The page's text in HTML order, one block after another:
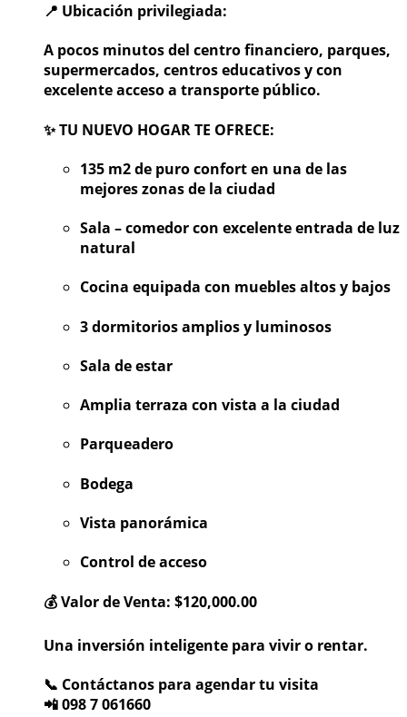
📍 Ubicación privilegiada:
A pocos minutos del centro financiero, parques,
supermercados, centros educativos y con
excelente acceso a transporte público.
✨ TU NUEVO HOGAR TE OFRECE:
135 m2 de puro confort en una de las
mejores zonas de la ciudad
Sala – comedor con excelente entrada de luz
natural
Cocina equipada con muebles altos y bajos
3 dormitorios amplios y luminosos
Sala de estar
Amplia terraza con vista a la ciudad
Parqueadero
Bodega
Vista panorámica
Control de acceso
💰 Valor de Venta: $120,000.00
Una inversión inteligente para vivir o rentar.
📞 Contáctanos para agendar tu visita
📲 098 7 061660